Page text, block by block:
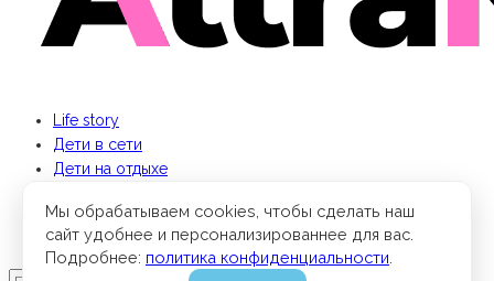
Life story
Дети в сети
Дети на отдыхе
Кино и книги
Парки мира
Мы обрабатываем cookies, чтобы сделать наш
сайт удобнее и персонализированнее для вас.
Подробнее: политика конфиденциальности